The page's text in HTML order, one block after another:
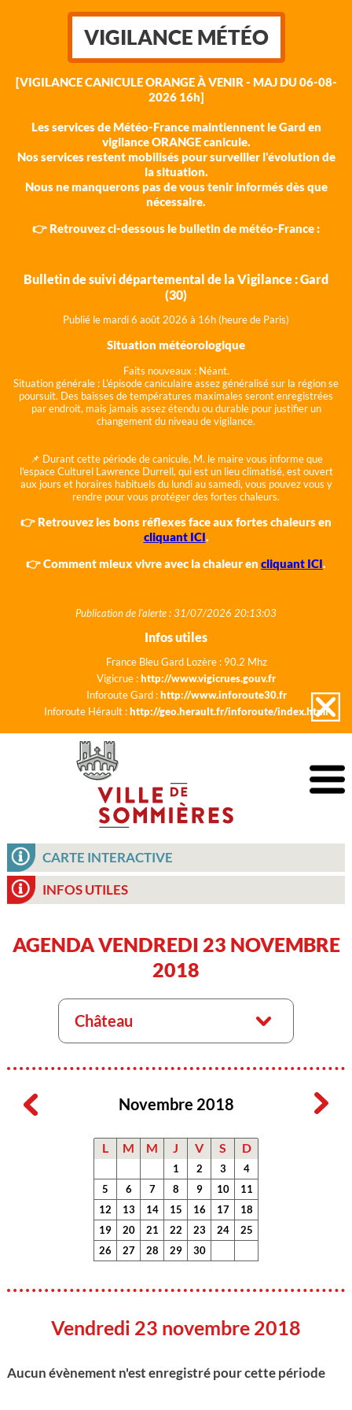
VIGILANCE MÉTÉO
[VIGILANCE CANICULE ORANGE À VENIR - MAJ DU 06-08-
2026 16h]
Les services de Météo-France maintiennent le Gard en
vigilance ORANGE canicule.
Nos services restent mobilisés pour surveiller l'évolution de
la situation.
Nous ne manquerons pas de vous tenir informés dès que
nécessaire.
👉 Retrouvez ci-dessous le bulletin de météo-France :
Bulletin de suivi départemental de la Vigilance : Gard
(30)
Publié le mardi 6 août 2026 à 16h (heure de Paris)
Situation météorologique
Faits nouveaux : Néant.
Situation générale : L'épisode caniculaire assez généralisé sur la région se
poursuit. Des baisses de températures maximales seront enregistrées
par endroit, mais jamais assez étendu ou durable pour justifier un
changement du niveau de vigilance.
📌 Durant cette période de canicule, M. le maire vous informe que
l'espace Culturel Lawrence Durrell, qui est un lieu climatisé, est ouvert
aux jours et horaires habituels du lundi au samedi, vous pouvez vous y
rendre pour vous protéger des fortes chaleurs.
👉 Retrouvez les bons réflexes face aux fortes chaleurs en
cliquant ICI.
👉 Comment mieux vivre avec la chaleur en cliquant ICI.
Publication de l'alerte : 31/07/2026 20:13:03
Infos utiles
France Bleu Gard Lozère : 90.2 Mhz
Vigicrue :http://www.vigicrues.gouv.fr
Inforoute Gard :http://www.inforoute30.fr
Inforoute Hérault :http://geo.herault.fr/inforoute/index.html
CARTE INTERACTIVE
INFOS UTILES
AGENDA VENDREDI 23 NOVEMBRE
2018
Château
Novembre 2018
L M M J V S D
1 2 3
4
5
6 7 8 9 10
11
12
13 14 15 16 17
18
19
20 21 22 23 24
25
26
27 28 29 30
Vendredi 23 novembre 2018
Aucun évènement n'est enregistré pour cette période